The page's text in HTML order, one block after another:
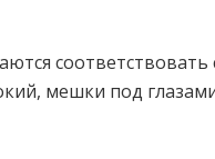
соответствовать
мешки под